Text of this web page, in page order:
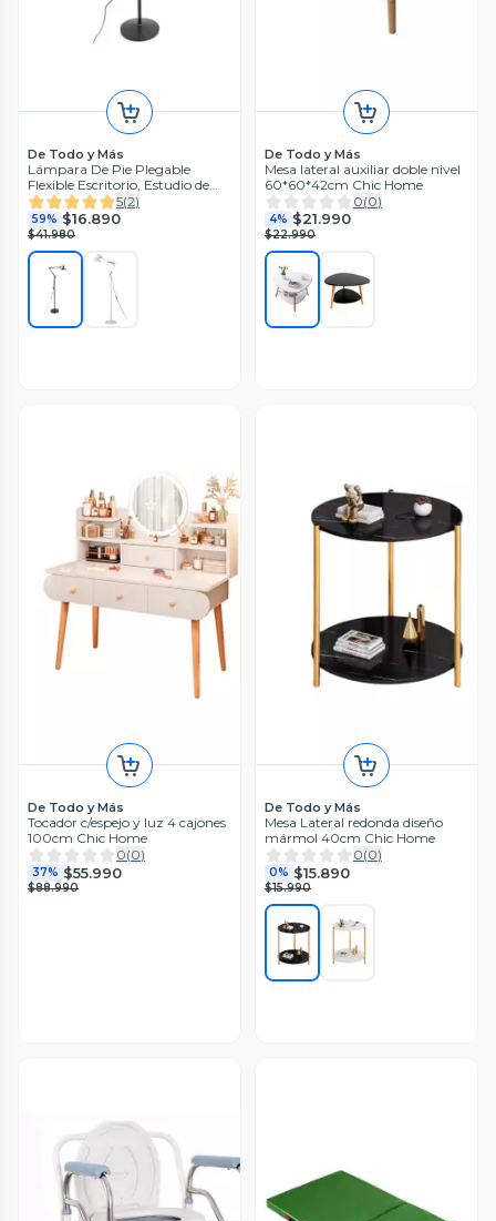
De Todo y Más
Lámpara De Pie Plegable
Flexible Escritorio, Estudio de
Dibujo
5(2)
59% $16.890
$41.980
De Todo y Más
Mesa lateral auxiliar doble nivel
60*60*42cm Chic Home
0(0)
4% $21.990
$22.990
De Todo y Más
Tocador c/espejo y luz 4 cajones
100cm Chic Home
0(0)
37% $55.990
$88.990
De Todo y Más
Mesa Lateral redonda diseño
mármol 40cm Chic Home
0(0)
0% $15.890
$15.990